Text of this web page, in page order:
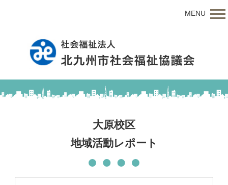
MENU
大原校区
地域活動レポート